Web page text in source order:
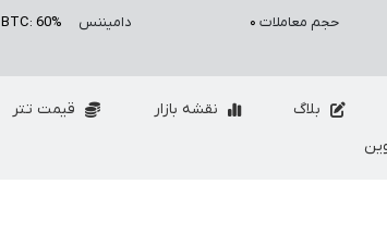
حجم معاملات ۰ دامیننس BTC: 60%
بلاگ نقشه بازار قیمت تتر